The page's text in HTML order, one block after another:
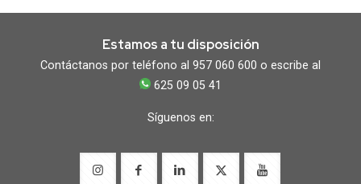
Estamos a tu disposición
Contáctanos por teléfono al 957 060 600 o escribe al
625 09 05 41
Síguenos en: